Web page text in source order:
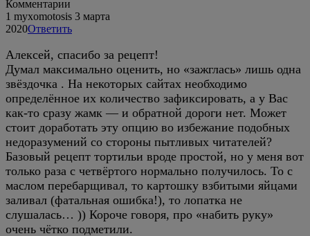
Комментарии
1 myxomotosis 3 марта
2020Ответить
Алексей, спасибо за рецепт!
Думал максимально оценить, но «зажглась» лишь одна
звёздочка . На некоторых сайтах необходимо
определённое их количество зафиксировать, а у Вас
как-то сразу жамк — и обратной дороги нет. Может
стоит доработать эту опцию во избежание подобных
недоразумений со стороны пытливых читателей?
Базовый рецепт тортильи вроде простой, но у меня вот
только раза с четвёртого нормально получилось. То с
маслом перебарщивал, то картошку взбитыми яйцами
заливал (фатальная ошибка!), то лопатка не
слушалась… )) Короче говоря, про «набить руку»
очень чётко подметили.